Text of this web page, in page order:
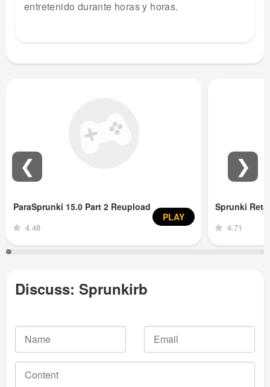
entretenido durante horas y horas.
ParaSprunki 15.0 Part 2 Reupload
4.48
PLAY
Sprunki
4.71
❮ ❯
Discuss: Sprunkirb